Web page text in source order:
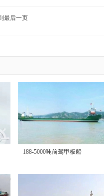
最后一页
188-5000吨前驾甲板船